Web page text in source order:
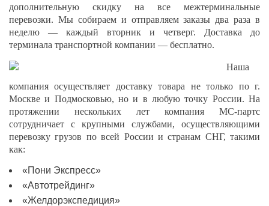
дополнительную скидку на все межтерминальные
перевозки. Мы собираем и отправляем заказы два раза в
неделю — каждый вторник и четверг. Доставка до
терминала транспортной компании — бесплатно.
Наша
компания осуществляет доставку товара не только по г.
Москве и Подмосковью, но и в любую точку России. На
протяжении нескольких лет компания МС-партс
сотрудничает с крупными службами, осуществляющими
перевозку грузов по всей России и странам СНГ, такими
как:
«Пони Экспресс»
«Автотрейдинг»
«Желдорэкспедиция»